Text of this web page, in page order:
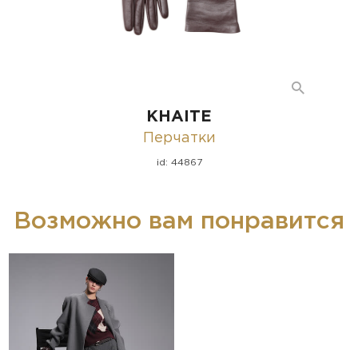
KHAITE
Перчатки
id: 44867
Возможно вам понравится